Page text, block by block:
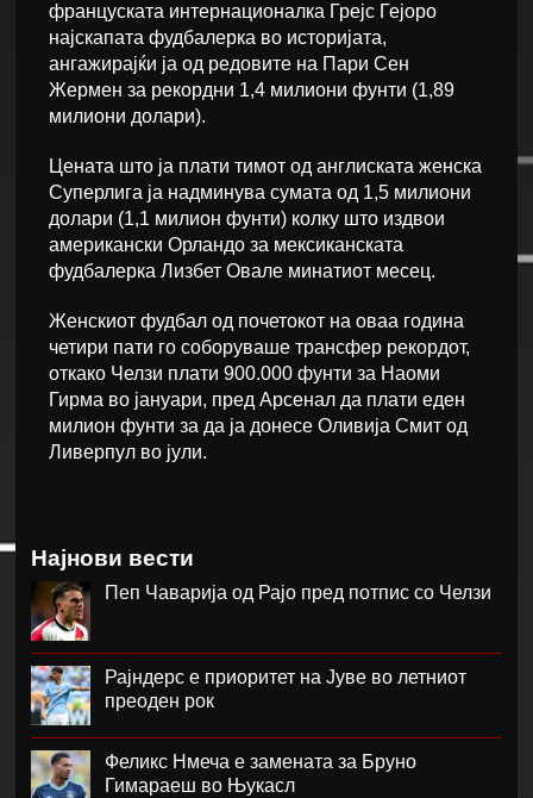
француската интернационалка Грејс Гејоро
најскапата фудбалерка во историјата,
ангажирајќи ја од редовите на Пари Сен
Жермен за рекордни 1,4 милиони фунти (1,89
милиони долари).
Цената што ја плати тимот од англиската женска
Суперлига ја надминува сумата од 1,5 милиони
долари (1,1 милион фунти) колку што издвои
американски Орландо за мексиканската
фудбалерка Лизбет Овале минатиот месец.
Женскиот фудбал од почетокот на оваа година
четири пати го соборуваше трансфер рекордот,
откако Челзи плати 900.000 фунти за Наоми
Гирма во јануари, пред Арсенал да плати еден
милион фунти за да ја донесе Оливија Смит од
Ливерпул во јули.
Најнови вести
Пеп Чаварија од Рајо пред потпис со Челзи
Рајндерс е приоритет на Јуве во летниот
преоден рок
Феликс Нмеча е замената за Бруно
Гимараеш во Њукасл